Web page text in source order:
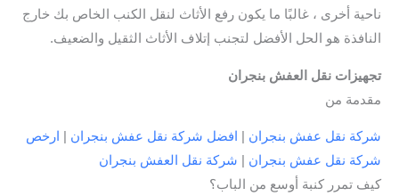
ناحية أخرى ، غالبًا ما يكون رفع الأثاث لنقل الكنب الخاص بك خارج
النافذة هو الحل الأفضل لتجنب إتلاف الأثاث الثقيل والضعيف.
تجهيزات نقل العفش بنجران
مقدمة من
شركة نقل عفش بنجران افضل شركة نقل عفش بنجران
ارخص
شركة نقل عفش بنجران
شركة نقل العفش بنجران
كيف تمرر كنبة أوسع من الباب؟